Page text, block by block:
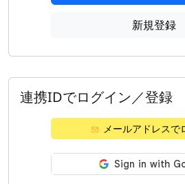
新規登録
連携IDでログイン／登録
メールアドレスで